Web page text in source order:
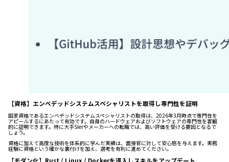
【資格】エンベデッドシステムスペシャリストを取得し専門性を証明
国家資格であるエンベデッドシステムスペシャリストの取得は、2026年3月時点で専門性を
アピールするにあたって有効です。自身のハードウェアおよびソフトウェアの専門性を客観
的に証明できます。特に大手SIerやメーカーへの転職では、高い評価を受ける要因となるで
しょう。
資格に加えて高度な技術を体系的に学んだ実績は、面接官に対して安心感を与えます。実務
経験に資格という確かな裏付けを加え、選考を有利に進めてください。